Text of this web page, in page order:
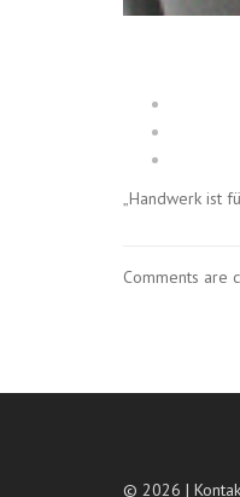
„Handwerk ist
Comments are
© 2026 |